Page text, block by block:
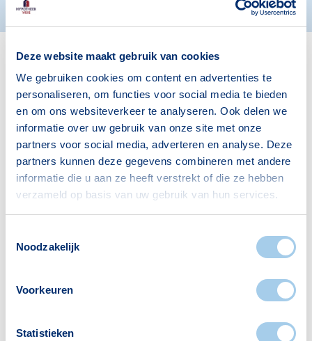
Deze website maakt gebruik van cookies
We gebruiken cookies om content en advertenties te
personaliseren, om functies voor social media te bieden
en om ons websiteverkeer te analyseren. Ook delen we
informatie over uw gebruik van onze site met onze
partners voor social media, adverteren en analyse. Deze
partners kunnen deze gegevens combineren met andere
informatie die u aan ze heeft verstrekt of die ze hebben
verzameld op basis van uw gebruik van hun services.
Noodzakelijk
Voorkeuren
Statistieken
De onafhankelijk hypotheekadviseurs van
Hypotheek Visie helpen jou graag bij het
uittekenen van jouw financiële situatie, zodat
jij op zoek kunt naar een woning die aansluit
bij jouw woonwensen.
Zet nu de eerste stap naar jouw ideale woning
en maak een vrijblijvende afspraak met één
van onze Hypotheek Visie adviseurs. Klik op
vandaag nog aan je reis naar de woning die